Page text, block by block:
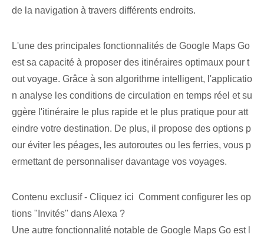
de la navigation à travers différents endroits.
L'une des principales fonctionnalités de Google ‌Maps Go
est ⁤sa‍ capacité à proposer des itinéraires optimaux pour t
out voyage. Grâce à son algorithme intelligent, l'applicatio
n analyse les conditions de circulation en temps réel et su
ggère l'itinéraire le plus rapide et le plus pratique pour att
eindre votre destination. De plus, il propose⁢ des options p
our éviter⁤ les péages,‌ les autoroutes ou les ferries, vous p
ermettant de personnaliser davantage vos voyages.
Contenu exclusif - Cliquez ici Comment configurer les op
tions "Invités" dans Alexa ?
Une autre fonctionnalité notable de Google Maps Go est l